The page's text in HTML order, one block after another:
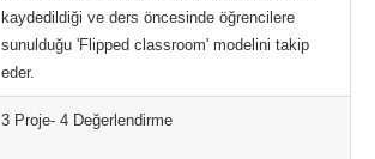
kaydedildiği ve ders öncesinde öğrencilere
sunulduğu 'Flipped classroom' modelini takip
eder.
3 Proje- 4 Değerlendirme